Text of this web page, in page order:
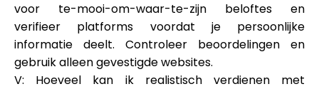
voor te-mooi-om-waar-te-zijn beloftes en
verifieer platforms voordat je persoonlijke
informatie deelt. Controleer beoordelingen en
gebruik alleen gevestigde websites.
V: Hoeveel kan ik realistisch verdienen met